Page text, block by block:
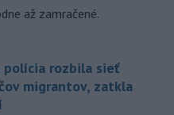
až zamračené.
polícia rozbila sieť
migrantov, zatkla